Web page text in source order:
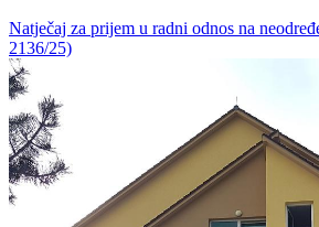
Natječaj za prijem u radni odnos na
2136/25)